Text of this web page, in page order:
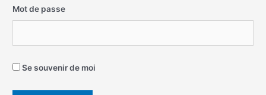
Mot de passe
Se souvenir de moi